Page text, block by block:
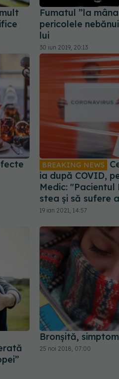
Fumatul ”la
pericolele
lui
30 iun 2019, 20:13
BREAKING NEWS
ia după COVID,
Medic: "Pacientul
stea și să sufere
19 ian 2021, 14:57
Bronșită,
25 noi 2018, 07:00